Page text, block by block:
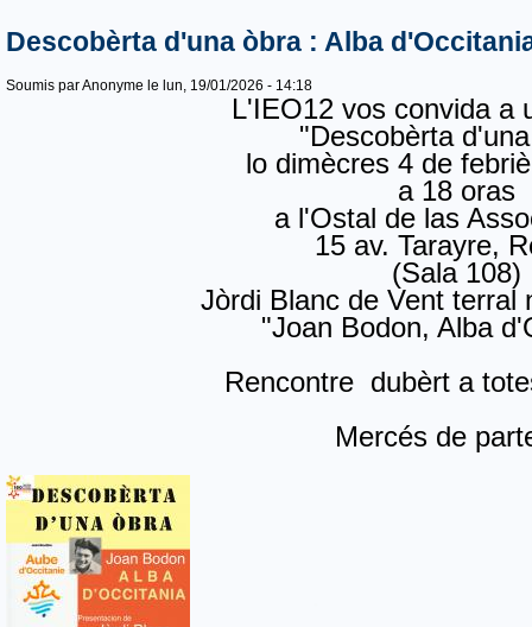
Descobèrta d'una òbra : Alba
Soumis parAnonyme le lun, 19/01/2026 - 14:18
L'IEO12 vos convida a
"Descobèrta
lo dimècres 4 de
a 18 oras
a l'Ostal de las
15 av. Tarayre,
(Sala 108)
Jòrdi Blanc de Vent terral
"Joan Bodon, Alba
Rencontre dubèrt a
Mercés de